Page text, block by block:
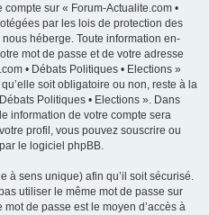
sur « Forum-Actualite.com •
par les lois de protection des
héberge. Toute information en-
mot de passe et de votre adresse
• Débats Politiques • Elections »
soit obligatoire ou non, reste à la
Politiques • Elections ». Dans
information de votre compte sera
profil, vous pouvez souscrire ou
le logiciel phpBB.
à sens unique) afin qu’il soit sécurisé.
utiliser le même mot de passe sur
de passe est le moyen d’accès à